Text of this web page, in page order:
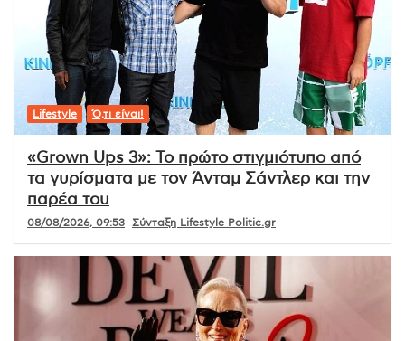
Lifestyle Ό,τι είναι!
«Grown Ups 3»: Το πρώτο στιγμιότυπο από
τα γυρίσματα με τον Άνταμ Σάντλερ και την
παρέα του
08/08/2026, 09:53 Σύνταξη Lifestyle Politic.gr